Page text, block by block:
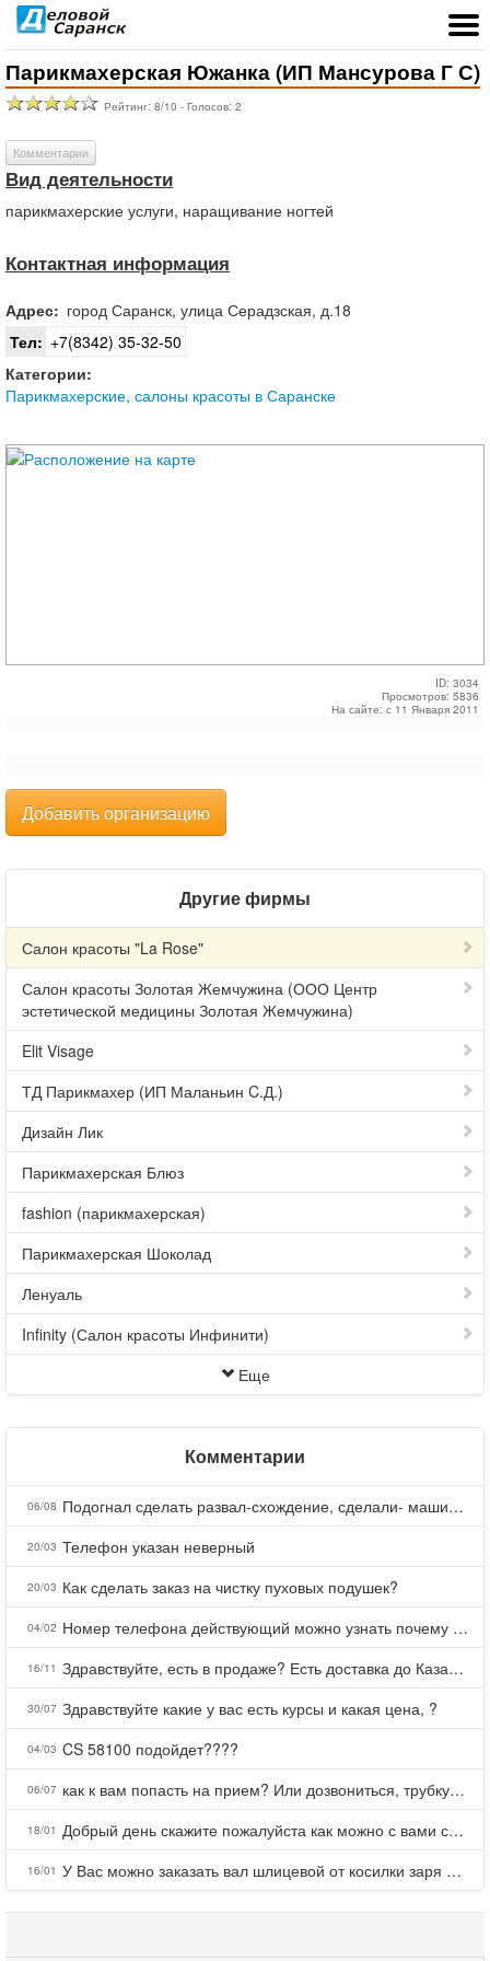
Парикмахерская Южанка (ИП Мансурова Г С)
Рейтинг: 8/10 - Голосов: 2
Комментарии
Вид деятельности
парикмахерские услуги, наращивание ногтей
Контактная информация
Адрес: город Саранск, улица Серадзская, д.18
Тел: +7(8342) 35-32-50
Категории:
Парикмахерские, салоны красоты в Саранске
ID: 3034
Просмотров: 5836
На сайте: с 11 Января 2011
Добавить организацию
Другие фирмы
Салон красоты "La Rose"
Салон красоты Золотая Жемчужина (ООО Центр
эстетической медицины Золотая Жемчужина)
Elit Visage
ТД Парикмахер (ИП Маланьин C.Д.)
Дизайн Лик
Парикмахерская Блюз
fashion (парикмахерская)
Парикмахерская Шоколад
Ленуаль
Infinity (Салон красоты Инфинити)
Еще
Комментарии
06/08 Подогнал сделать развал-схождение, сделали- машина уходит на право и колеса проверил все хорошо с атмосферами ужас как можно делать авто, не ужели не берегут свою репутацию, не советую.
20/03 Телефон указан неверный
20/03 Как сделать заказ на чистку пуховых подушек?
04/02 Номер телефона действующий можно узнать почему номер неправельный
16/11 Здравствуйте, есть в продаже? Есть доставка до Казани?
30/07 Здравствуйте какие у вас есть курсы и какая цена, ?
04/03 CS 58100 подойдет????
06/07 как к вам попасть на прием? Или дозвониться, трубку не берете.
18/01 Добрый день скажите пожалуйста как можно с вами связаться . Телефон не отвечает .Заказала кухню в тц Хороший есть претензии а менеджер контактов не дает .Что делать?
16/01 У Вас можно заказать вал шлицевой от косилки заря для мтз, который соединяет мотоблок с косилкой.?